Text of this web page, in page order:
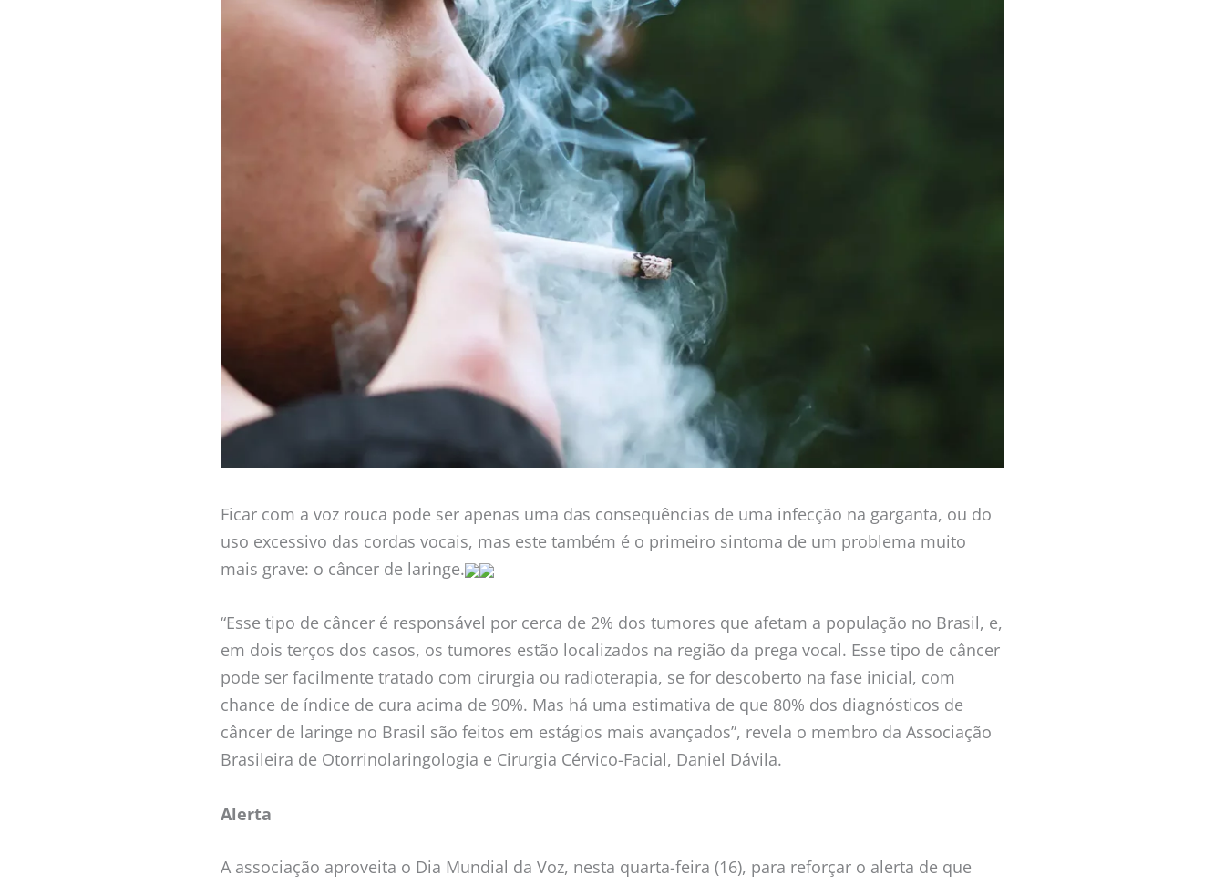
Ficar com a voz rouca pode ser apenas uma das consequências de uma infecção na garganta, ou do
uso excessivo das cordas vocais, mas este também é o primeiro sintoma de um problema muito
mais grave: o câncer de laringe.
“Esse tipo de câncer é responsável por cerca de 2% dos tumores que afetam a população no Brasil, e,
em dois terços dos casos, os tumores estão localizados na região da prega vocal. Esse tipo de câncer
pode ser facilmente tratado com cirurgia ou radioterapia, se for descoberto na fase inicial, com
chance de índice de cura acima de 90%. Mas há uma estimativa de que 80% dos diagnósticos de
câncer de laringe no Brasil são feitos em estágios mais avançados”, revela o membro da Associação
Brasileira de Otorrinolaringologia e Cirurgia Cérvico-Facial, Daniel Dávila.
Alerta
A associação aproveita o Dia Mundial da Voz, nesta quarta-feira (16), para reforçar o alerta de que